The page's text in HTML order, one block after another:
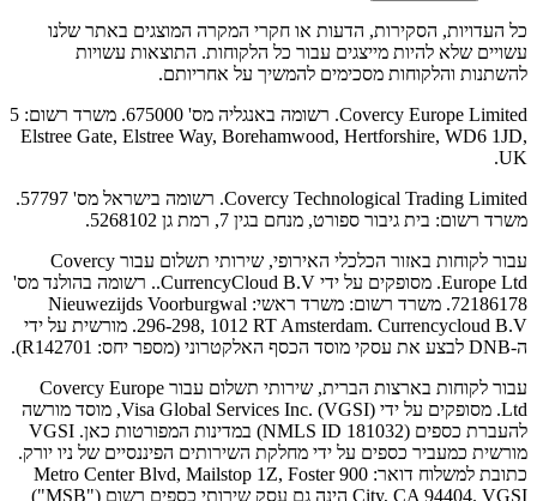
כל העדויות, הסקירות, הדעות או חקרי המקרה המוצגים באתר שלנו
עשויים שלא להיות מייצגים עבור כל הלקוחות. התוצאות עשויות
להשתנות והלקוחות מסכימים להמשיך על אחריותם.
Covercy Europe Limited. רשומה באנגליה מס' 675000. משרד רשום: 5
Elstree Gate, Elstree Way, Borehamwood, Hertforshire, WD6 1JD,
UK.
Covercy Technological Trading Limited. רשומה בישראל מס' 57797.
משרד רשום: בית גיבור ספורט, מנחם בגין 7, רמת גן 5268102.
עבור לקוחות באזור הכלכלי האירופי, שירותי תשלום עבור Covercy
Europe Ltd. מסופקים על ידי CurrencyCloud B.V.. רשומה בהולנד מס'
72186178. משרד רשום: משרד ראשי: Nieuwezijds Voorburgwal
296-298, 1012 RT Amsterdam. Currencycloud B.V. מורשית על ידי
ה-DNB לבצע את עסקי מוסד הכסף האלקטרוני (מספר יחס: R142701).
עבור לקוחות בארצות הברית, שירותי תשלום עבור Covercy Europe
Ltd. מסופקים על ידי Visa Global Services Inc. (VGSI), מוסד מורשה
להעברת כספים (NMLS ID 181032) במדינות המפורטות כאן. VGSI
מורשית כמעביר כספים על ידי מחלקת השירותים הפיננסיים של ניו יורק.
כתובת למשלוח דואר: 900 Metro Center Blvd, Mailstop 1Z, Foster
City, CA 94404. VGSI הינה גם עסק שירותי כספים רשום ("MSB")